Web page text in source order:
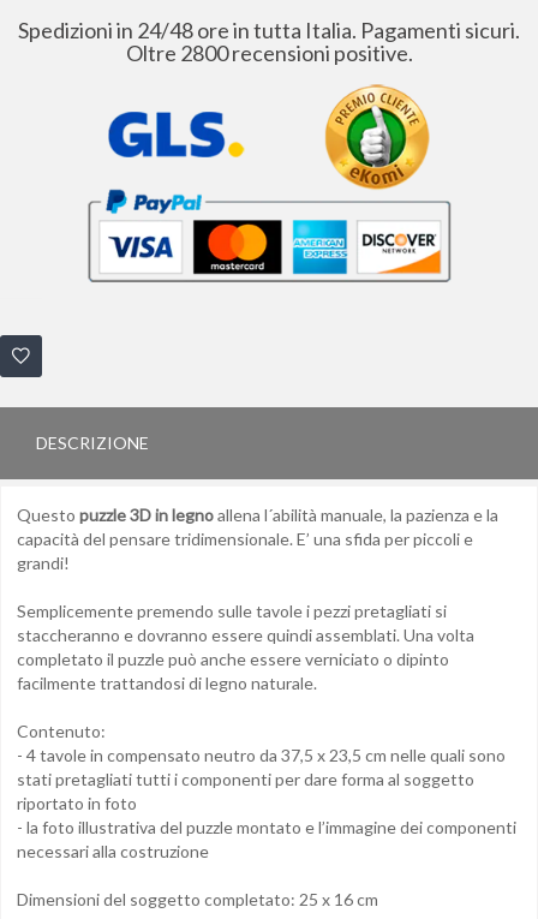
Spedizioni in 24/48 ore in tutta Italia. Pagamenti sicuri.
Oltre 2800 recensioni positive.
DESCRIZIONE
Questopuzzle 3D in legnoallena l´abilità manuale, la pazienza e la
capacità del pensare tridimensionale. E’ una sfida per piccoli e
grandi!
Semplicemente premendo sulle tavole i pezzi pretagliati si
staccheranno e dovranno essere quindi assemblati. Una volta
completato il puzzle può anche essere verniciato o dipinto
facilmente trattandosi di legno naturale.
Contenuto:
- 4 tavole in compensato neutro da 37,5 x 23,5 cm nelle quali sono
stati pretagliati tutti i componenti per dare forma al soggetto
riportato in foto
- la foto illustrativa del puzzle montato e l’immagine dei componenti
necessari alla costruzione
Dimensioni del soggetto completato: 25 x 16 cm